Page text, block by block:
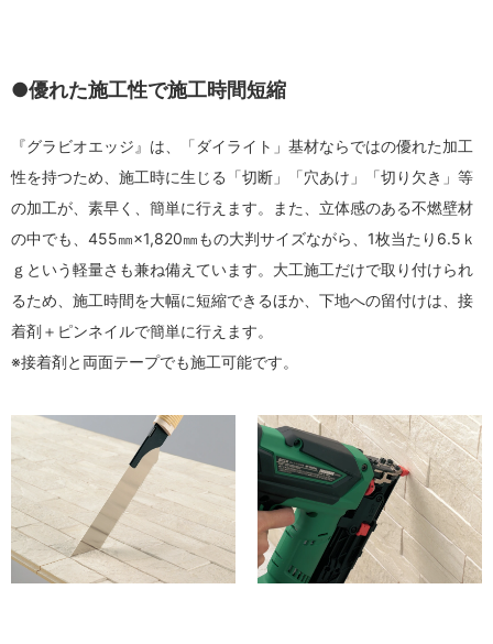
●優れた施工性で施工時間短縮
『グラビオエッジ』は、「ダイライト」基材ならではの優れた加工
性を持つため、施工時に生じる「切断」「穴あけ」「切り欠き」等
の加工が、素早く、簡単に行えます。また、立体感のある不燃壁材
の中でも、455㎜×1,820㎜もの大判サイズながら、1枚当たり6.5ｋ
ｇという軽量さも兼ね備えています。大工施工だけで取り付けられ
るため、施工時間を大幅に短縮できるほか、下地への留付けは、接
着剤＋ピンネイルで簡単に行えます。
※接着剤と両面テープでも施工可能です。